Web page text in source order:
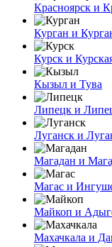
Красноярск и
Курган и
Курск и
Кызыл и Тува
Липецк и
Луганск и
Магадан и
Магас и
Майкоп и
Махачкала и